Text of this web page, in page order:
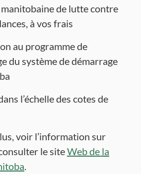
de lutte contre
à vos frais
au programme de
du système de démarrage
l’échelle des cotes de
voir l’information sur
le siteWeb de la
.